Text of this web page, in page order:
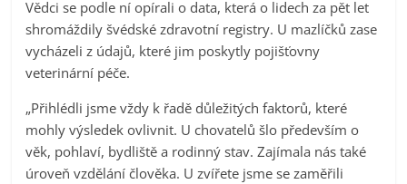
Vědci se podle ní opírali o data, která o lidech za pět let
shromáždily švédské zdravotní registry. U mazlíčků zase
vycházeli z údajů, které jim poskytly pojišťovny
veterinární péče.
„Přihlédli jsme vždy k řadě důležitých faktorů, které
mohly výsledek ovlivnit. U chovatelů šlo především o
věk, pohlaví, bydliště a rodinný stav. Zajímala nás také
úroveň vzdělání člověka. U zvířete jsme se zaměřili